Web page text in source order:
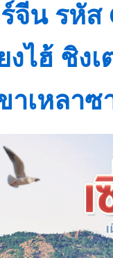
จีน รหัส
งไฮ้ ชิง
าเหลาซ